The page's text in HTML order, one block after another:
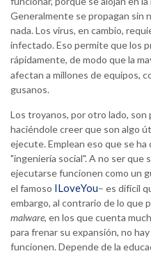
Generalmente se propagan sin
nada. Los virus, en cambio,
infectado. Eso permite que los
rápidamente, de modo que la
afectan a millones de equipos,
gusanos.
Los troyanos, por otro lado, son
haciéndole creer que son algo
ejecute. Emplean eso que se
"ingeniería social". A no ser que
ejecutarse funcionen como un
el famoso ILoveYou– es difícil
embargo, al contrario de lo que
malware, en los que cuenta
para frenar su expansión, no
funcionen. Depende de la